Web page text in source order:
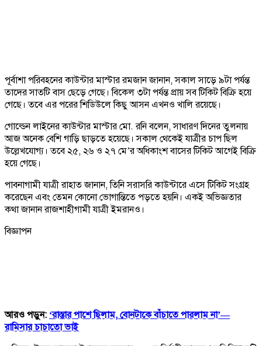
পূর্বাশা পরিবহনের কাউন্টার মাস্টার রমজান জানান, সকাল সাড়ে ৯টা পর্যন্ত
তাদের সাতটি বাস ছেড়ে গেছে। বিকেল ৩টা পর্যন্ত প্রায় সব টিকিট বিক্রি হয়ে
গেছে। তবে এর পরের শিডিউলে কিছু আসন এখনও খালি রয়েছে।
গোল্ডেন লাইনের কাউন্টার মাস্টার মো. রনি বলেন, সাধারণ দিনের তুলনায়
আজ অনেক বেশি গাড়ি ছাড়তে হয়েছে। সকাল থেকেই যাত্রীর চাপ ছিল
উল্লেখযোগ্য। তবে ২৫, ২৬ ও ২৭ মে’র অধিকাংশ বাসের টিকিট আগেই বিক্রি
হয়ে গেছে।
পাবনাগামী যাত্রী রাহাত জানান, তিনি সরাসরি কাউন্টারে এসে টিকিট সংগ্রহ
করেছেন এবং তেমন কোনো ভোগান্তিতে পড়তে হয়নি। একই অভিজ্ঞতার
কথা জানান রাজশাহীগামী যাত্রী ইমরানও।
বিজ্ঞাপন
আরও পড়ুন: ‘রাস্তার পাশে ছিলাম, বোনটাকে বাঁচাতে পারলাম না’—
রামিসার চাচাতো ভাই